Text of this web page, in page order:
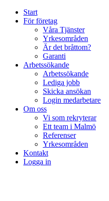
Start
För företag
Våra Tjänster
Yrkesområden
Är det bråttom?
Garanti
Arbetssökande
Arbetssökande
Lediga jobb
Skicka ansökan
Login medarbetare
Om oss
Vi som rekryterar
Ett team i Malmö
Referenser
Yrkesområden
Kontakt
Logga in